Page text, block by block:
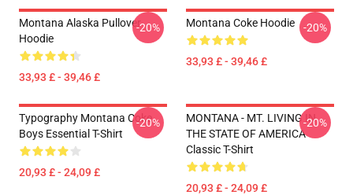
Montana Alaska Pullover
Hoodie
33,93 £ - 39,46 £
-20% Montana Coke Hoodie
33,93 £ - 39,46 £
-20%
Typography Montana Coke
Boys Essential T-Shirt
20,93 £ - 24,09 £
-20%
MONTANA - MT. LIVING IN
THE STATE OF AMERICA
Classic T-Shirt
20,93 £ - 24,09 £
-20%